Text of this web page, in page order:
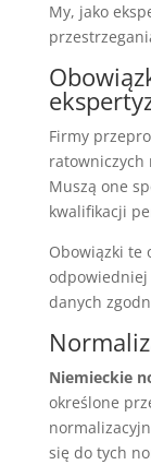
My, jako
Firmy
ratowniczych
Muszą one
kwalifikacji
Obowiązki te
danych
Niemieckie
określone
się do tych